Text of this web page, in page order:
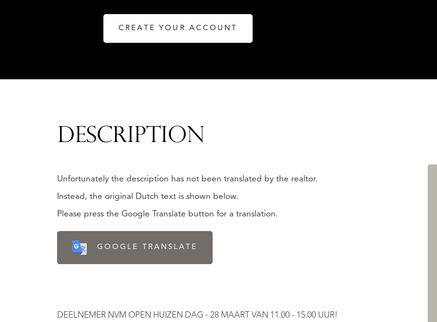
CREATE YOUR ACCOUNT
DESCRIPTION
Unfortunately the description has not been translated by the realtor.
Instead, the original Dutch text is shown below.
Please press the Google Translate button for a translation.
GOOGLE TRANSLATE
DEELNEMER NVM OPEN HUIZEN DAG - 28 MAART VAN 11.00 - 15.00 UUR!